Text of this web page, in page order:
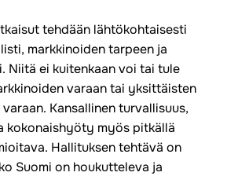
tehdään lähtökohtaisesti
markkinoiden tarpeen ja
Niitä ei kuitenkaan voi tai tule
varaan tai yksittäisten
Kansallinen turvallisuus,
kokonaishyöty myös pitkällä
Hallituksen tehtävä on
Suomi on houkutteleva ja